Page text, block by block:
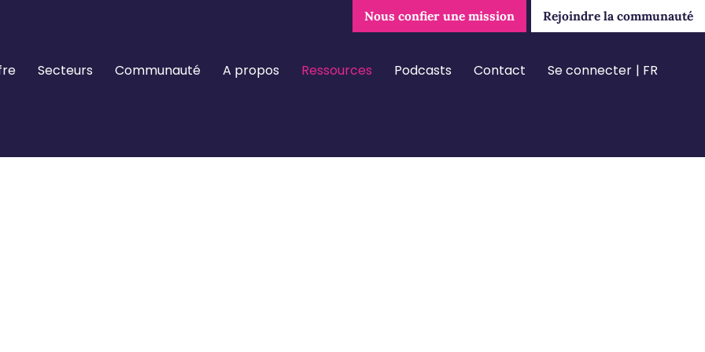
Secteurs Communauté A propos Ressources Podcasts Contact Se connecter FR
Nous confier une mission Rejoindre la communauté